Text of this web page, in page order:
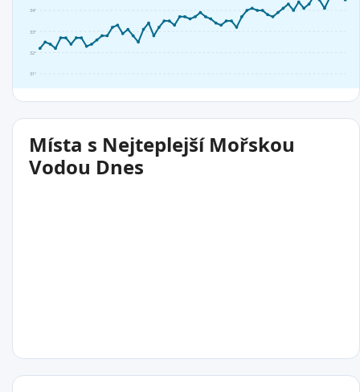
31°
32°
33°
34°
Místa s Nejteplejší Mořskou
Vodou Dnes
35°C